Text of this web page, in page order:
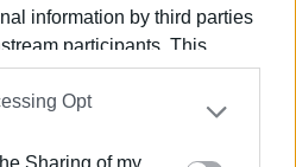
information by third parties
participants. This
by us to third parties
Participants
that may
third parties.
Opt
Sharing of my